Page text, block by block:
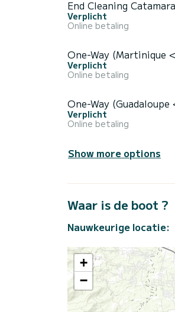
End Cleaning
Verplicht
Online betaling
One-Way (Martinique
Verplicht
Online betaling
One-Way
Verplicht
Online betaling
Show more options
Waar is de boot ?
Nauwkeurige locatie:
+
−